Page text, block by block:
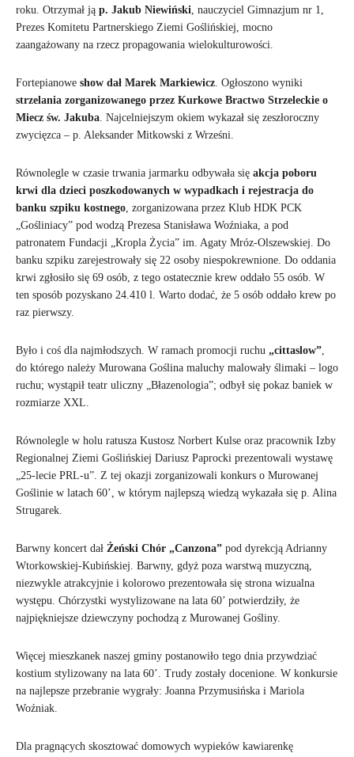
roku. Otrzymał ją p. Jakub Niewiński, nauczyciel Gimnazjum nr 1,
Prezes Komitetu Partnerskiego Ziemi Goślińskiej, mocno
zaangażowany na rzecz propagowania wielokulturowości.
Fortepianowe show dał Marek Markiewicz. Ogłoszono wyniki
strzelania zorganizowanego przez Kurkowe Bractwo Strzeleckie o
Miecz św. Jakuba. Najcelniejszym okiem wykazał się zeszłoroczny
zwycięzca – p. Aleksander Mitkowski z Wrześni.
Równolegle w czasie trwania jarmarku odbywała się akcja poboru
krwi dla dzieci poszkodowanych w wypadkach i rejestracja do
banku szpiku kostnego, zorganizowana przez Klub HDK PCK
„Gośliniacy” pod wodzą Prezesa Stanisława Woźniaka, a pod
patronatem Fundacji „Kropla Życia” im. Agaty Mróz-Olszewskiej. Do
banku szpiku zarejestrowały się 22 osoby niespokrewnione. Do oddania
krwi zgłosiło się 69 osób, z tego ostatecznie krew oddało 55 osób. W
ten sposób pozyskano 24.410 l. Warto dodać, że 5 osób oddało krew po
raz pierwszy.
Było i coś dla najmłodszych. W ramach promocji ruchu „cittaslow”,
do którego należy Murowana Goślina maluchy malowały ślimaki – logo
ruchu; wystąpił teatr uliczny „Błazenologia”; odbył się pokaz baniek w
rozmiarze XXL.
Równolegle w holu ratusza Kustosz Norbert Kulse oraz pracownik Izby
Regionalnej Ziemi Goślińskiej Dariusz Paprocki prezentowali wystawę
„25-lecie PRL-u”. Z tej okazji zorganizowali konkurs o Murowanej
Goślinie w latach 60’, w którym najlepszą wiedzą wykazała się p. Alina
Strugarek.
Barwny koncert dał Żeński Chór „Canzona” pod dyrekcją Adrianny
Wtorkowskiej-Kubińskiej. Barwny, gdyż poza warstwą muzyczną,
niezwykle atrakcyjnie i kolorowo prezentowała się strona wizualna
występu. Chórzystki wystylizowane na lata 60’ potwierdziły, że
najpiękniejsze dziewczyny pochodzą z Murowanej Gośliny.
Więcej mieszkanek naszej gminy postanowiło tego dnia przywdziać
kostium stylizowany na lata 60’. Trudy zostały docenione. W konkursie
na najlepsze przebranie wygrały: Joanna Przymusińska i Mariola
Woźniak.
Dla pragnących skosztować domowych wypieków kawiarenkę